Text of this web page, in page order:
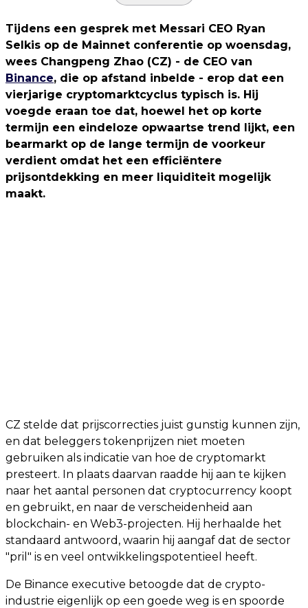
Tijdens een gesprek met Messari CEO Ryan
Selkis op de Mainnet conferentie op woensdag,
wees Changpeng Zhao (CZ) - de CEO van
Binance, die op afstand inbelde - erop dat een
vierjarige cryptomarktcyclus typisch is. Hij
voegde eraan toe dat, hoewel het op korte
termijn een eindeloze opwaartse trend lijkt, een
bearmarkt op de lange termijn de voorkeur
verdient omdat het een efficiëntere
prijsontdekking en meer liquiditeit mogelijk
maakt.
CZ stelde dat prijscorrecties juist gunstig kunnen zijn,
en dat beleggers tokenprijzen niet moeten
gebruiken als indicatie van hoe de cryptomarkt
presteert. In plaats daarvan raadde hij aan te kijken
naar het aantal personen dat cryptocurrency koopt
en gebruikt, en naar de verscheidenheid aan
blockchain- en Web3-projecten. Hij herhaalde het
standaard antwoord, waarin hij aangaf dat de sector
"pril" is en veel ontwikkelingspotentieel heeft.
De Binance executive betoogde dat de crypto-
industrie eigenlijk op een goede weg is en spoorde